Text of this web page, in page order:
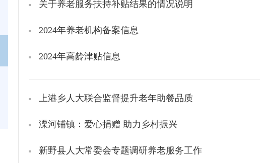
关于养老服务扶持补贴结果的情况说明
2024年养老机构备案信息
2024年高龄津贴信息
上港乡人大联合监督提升老年助餐品质
溧河铺镇：爱心捐赠 助力乡村振兴
新野县人大常委会专题调研养老服务工作